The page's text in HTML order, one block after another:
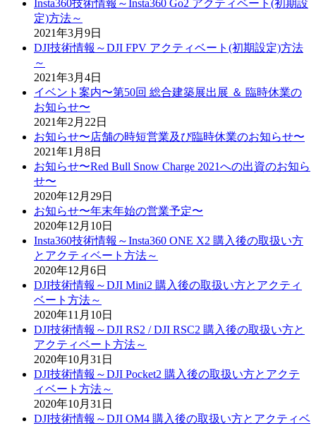
Insta360技術情報～Insta360 Go2 アクティベート(初期設
定)方法～
2021年3月9日
DJI技術情報～DJI FPV アクティベート(初期設定)方法
～
2021年3月4日
イベント案内〜第50回 総合建築展出展 ＆ 臨時休業の
お知らせ〜
2021年2月22日
お知らせ〜店舗の時短営業及び臨時休業のお知らせ〜
2021年1月8日
お知らせ〜Red Bull Snow Charge 2021への出資のお知ら
せ〜
2020年12月29日
お知らせ〜年末年始の営業予定〜
2020年12月10日
Insta360技術情報～Insta360 ONE X2 購入後の取扱い方
とアクティベート方法～
2020年12月6日
DJI技術情報～DJI Mini2 購入後の取扱い方とアクティ
ベート方法～
2020年11月10日
DJI技術情報～DJI RS2 / DJI RSC2 購入後の取扱い方と
アクティベート方法～
2020年10月31日
DJI技術情報～DJI Pocket2 購入後の取扱い方とアクテ
ィベート方法～
2020年10月31日
DJI技術情報～DJI OM4 購入後の取扱い方とアクティベ